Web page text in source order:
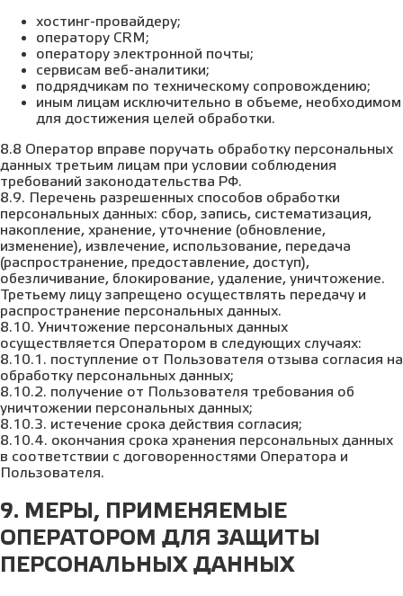
хостинг-провайдеру;
оператору CRM;
оператору электронной почты;
сервисам веб-аналитики;
подрядчикам по техническому сопровождению;
иным лицам исключительно в объеме, необходимом
для достижения целей обработки.
8.8 Оператор вправе поручать обработку персональных
данных третьим лицам при условии соблюдения
требований законодательства РФ.
8.9. Перечень разрешенных способов обработки
персональных данных: сбор, запись, систематизация,
накопление, хранение, уточнение (обновление,
изменение), извлечение, использование, передача
(распространение, предоставление, доступ),
обезличивание, блокирование, удаление, уничтожение.
Третьему лицу запрещено осуществлять передачу и
распространение персональных данных.
8.10. Уничтожение персональных данных
осуществляется Оператором в следующих случаях:
8.10.1. поступление от Пользователя отзыва согласия на
обработку персональных данных;
8.10.2. получение от Пользователя требования об
уничтожении персональных данных;
8.10.3. истечение срока действия согласия;
8.10.4. окончания срока хранения персональных данных
в соответствии с договоренностями Оператора и
Пользователя.
9. МЕРЫ, ПРИМЕНЯЕМЫЕ
ОПЕРАТОРОМ ДЛЯ ЗАЩИТЫ
ПЕРСОНАЛЬНЫХ ДАННЫХ